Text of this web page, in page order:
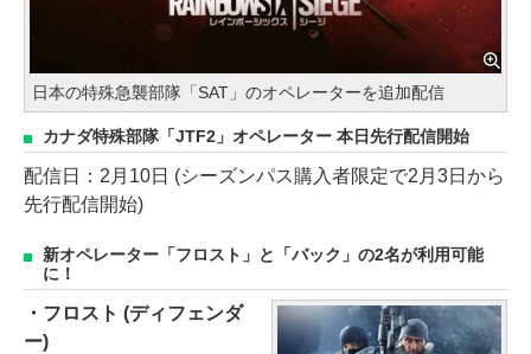
日本の特殊急襲部隊「SAT」のオペレーターを追加配信
カナダ特殊部隊「JTF2」オペレーター 本日先行配信開始
配信日：2月10日 (シーズンパス購入者限定で2月3日から
先行配信開始)
新オペレーター「フロスト」と「バック」の2名が利用可能
に！
・フロスト (ディフェンダ
ー)